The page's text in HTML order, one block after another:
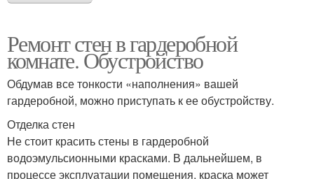
Ремонт стен в гардеробной
комнате. Обустройство
Обдумав все тонкости «наполнения» вашей
гардеробной, можно приступать к ее обустройству.
Отделка стен
Не стоит красить стены в гардеробной
водоэмульсионными красками. В дальнейшем, в
процессе эксплуатации помещения, краска может